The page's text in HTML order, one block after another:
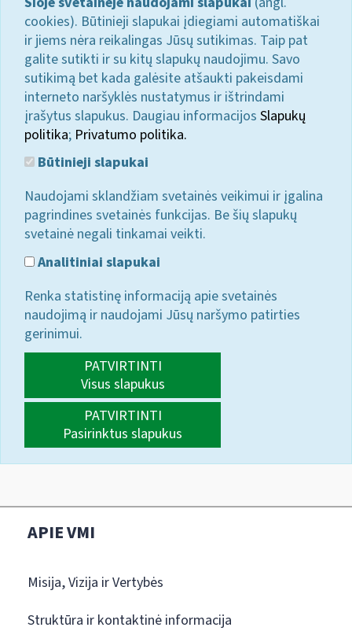
cookies). Būtinieji slapukai įdiegiami automatiškai
ir jiems nėra reikalingas Jūsų sutikimas. Taip pat
galite sutikti ir su kitų slapukų naudojimu. Savo
sutikimą bet kada galėsite atšaukti pakeisdami
interneto naršyklės nustatymus ir ištrindami
įrašytus slapukus. Daugiau informacijos Slapukų
politika; Privatumo politika.
Būtinieji slapukai
Naudojami sklandžiam svetainės veikimui ir įgalina
pagrindines svetainės funkcijas. Be šių slapukų
svetainė negali tinkamai veikti.
Analitiniai slapukai
Renka statistinę informaciją apie svetainės
naudojimą ir naudojami Jūsų naršymo patirties
gerinimui.
PATVIRTINTI
Visus slapukus
PATVIRTINTI
Pasirinktus slapukus
APIE VMI
Misija, Vizija ir Vertybės
Struktūra ir kontaktinė informacija